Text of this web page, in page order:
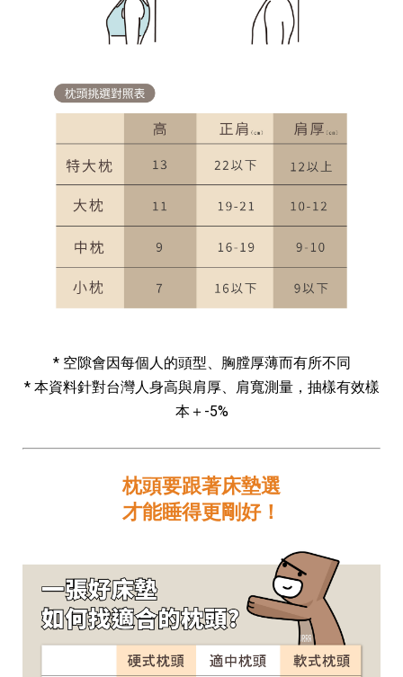
* 空隙會因每個人的頭型、胸膛厚薄而有所不同
* 本資料針對台灣人身高與肩厚、肩寬測量，抽樣有效樣
本＋-5%
枕頭要跟著床墊選
才能睡得更剛好！